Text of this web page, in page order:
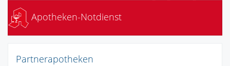
Apotheken-Notdienst
Partnerapotheken